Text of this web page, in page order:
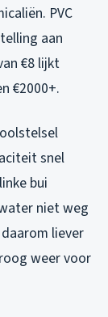
PVC
aan
€8 lijkt
€2000+.
snel
bui
niet weg
liever
weer voor